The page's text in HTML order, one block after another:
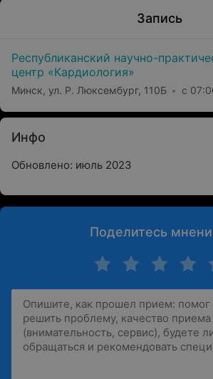
Запись
Республиканский научно-
центр «Кардиология»
Минск, ул. Р. Люксембург, 110Б с
Инфо
Обновлено: июль 2023
Поделитесь